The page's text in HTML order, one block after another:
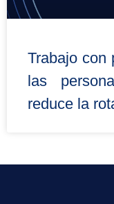
Trabajo con
las
reduce la